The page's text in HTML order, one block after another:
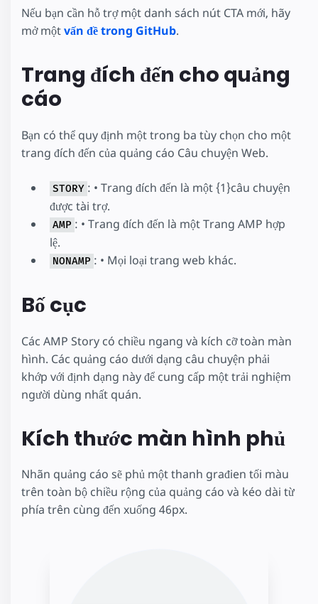
Nếu bạn cần hỗ trợ một danh sách nút CTA mới, hãy
mở mộtvấn đề trong GitHub.
Trang đích đến cho quảng
cáo
Bạn có thể quy định một trong ba tùy chọn cho một
trang đích đến của quảng cáo Câu chuyện Web.
STORY : • Trang đích đến là một {1}câu chuyện
được tài trợ.
AMP : • Trang đích đến là một Trang AMP hợp
lệ.
NONAMP : • Mọi loại trang web khác.
Bố cục
Các AMP Story có chiều ngang và kích cỡ toàn màn
hình. Các quảng cáo dưới dạng câu chuyện phải
khớp với định dạng này để cung cấp một trải nghiệm
người dùng nhất quán.
Kích thước màn hình phủ
Nhãn quảng cáo sẽ phủ một thanh građien tối màu
trên toàn bộ chiều rộng của quảng cáo và kéo dài từ
phía trên cùng đến xuống 46px.